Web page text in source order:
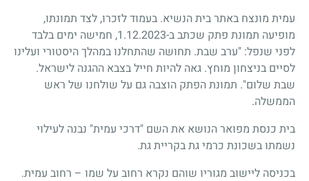
עמית מונצח באתר בית הנשיא. בעמוד לזכרו, לצד תמונתו,
מופיעה תמונת פתק שכתב ב-1.12.2023, חמישה ימים בלבד
לפני שנפל: "ערב שבת. תחושה שהתחלנו במהלך היסטורי ועלינו
לסיים בניצחון מוחץ. גאה להיות חייל בצבא ההגנה לישראל.
שבת שלום". תמונת הפתק הוצבה גם על שולחנו של ראש
הממשלה.
בית כנסת מפואר הנושא את השם "דרכי עמית" נבנה לעילוי
נשמתו בשכונת כרמי גת בקריית גת.
בכניסה ליישוב מגוריו שוהם נקרא רחוב על שמו – רחוב עמית.